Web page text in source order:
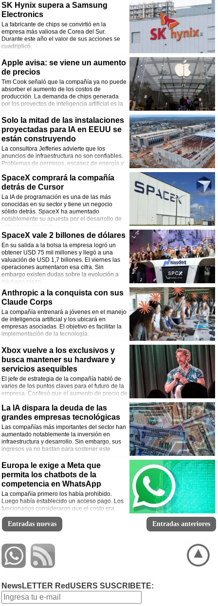
SK Hynix supera a Samsung
Electronics
La fabricante de chips se convirtió en la
empresa más valiosa de Corea del Sur.
Durante este año el valor de sus acciones se
cuadriplicó.
Apple avisa: se viene un aumento
de precios
Tim Cook señaló que la compañía ya no puede
absorber el aumento de los costos de
producción. La demanda de chips generada
por los proyectos de inteligencia artificial es la
causa principal de esta situación.
Solo la mitad de las instalaciones
proyectadas para IA en EEUU se
están construyendo
La consultora Jefferies advierte que los
anuncios de infraestructura no son confiables.
Problemas de permisos, escasez de energía y
trabajo.
SpaceX comprará la compañía
detrás de Cursor
La IA de programación es una de las más
conocidas en su sector y tiene un negocio
sólido detrás. SpaceX ha aumentado
notablemente su apuesta por el desarrollo de
estas herramientas.
SpaceX vale 2 billones de dólares
En su salida a la bolsa la empresa logró un
obtener USD 75 mil millones y llegó a una
valuación de USD 1,7 billones. El viernes las
operaciones aumentaron esa cifra. Sin
embargo existen dudas sobre la evolución a
mediano plazo.
Anthropic a la conquista con sus
Claude Corps
La compañía entrenará a jóvenes en el manejo
de inteligencia artificial y los ubicará en
empresas asociadas. El objetivo es facilitar la
implementación de la tecnología.
Xbox vuelve a los exclusivos y
busca mantener su hardware y
servicios asequibles
El jefe de estrategia de la compañía habló de
varios de los puntos claves para el futuro de la
empresa. Confesó que el aumento de precio de
suscriptors a Xbox.
La IA dispara la deuda de las
grandes empresas tecnológicas
Las compañías más importantes del sector han
aumentado notablemente la inversión en
infraestructura y desarrollo. Sin embargo, sus
ingresos ya no bastan para sostener este
esfuerzo.
Europa le exige a Meta que
permita los chatbots de la
competencia en WhatsApp
La compañía primero los había prohibido.
Luego había establecido un acceso pago. Los
funcionarios consideraron que el costo era
demasiado y la situación alteraba la
competencia en el mercado de las IA.
Entradas nuevas Entradas anteriores
NewsLETTER RedUSERS SUSCRIBETE: